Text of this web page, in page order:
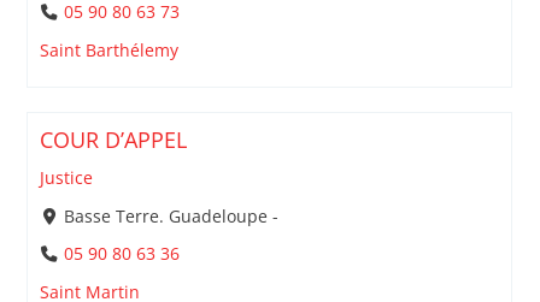
05 90 80 63 73
Saint Barthélemy
COUR D’APPEL
Justice
Basse Terre. Guadeloupe -
05 90 80 63 36
Saint Martin